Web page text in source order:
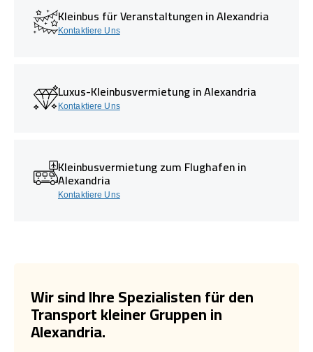
Kleinbus für Veranstaltungen in Alexandria
Kontaktiere Uns
Luxus-Kleinbusvermietung in Alexandria
Kontaktiere Uns
Kleinbusvermietung zum Flughafen in
Alexandria
Kontaktiere Uns
Wir sind Ihre Spezialisten für den
Transport kleiner Gruppen in
Alexandria.